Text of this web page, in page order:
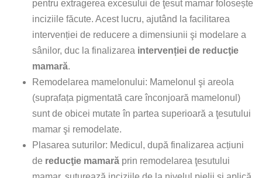
pentru extragerea excesului de ţesut mamar folosește
inciziile făcute. Acest lucru, ajutând la facilitarea
intervenției de reducere a dimensiunii şi modelare a
sânilor, duc la finalizarea intervenției de reducţie
mamară.
Remodelarea mamelonului: Mamelonul şi areola
(suprafața pigmentată care înconjoară mamelonul)
sunt de obicei mutate în partea superioară a ţesutului
mamar şi remodelate.
Plasarea suturilor: Medicul, după finalizarea acțiuni
de reducţie mamară prin remodelarea ţesutului